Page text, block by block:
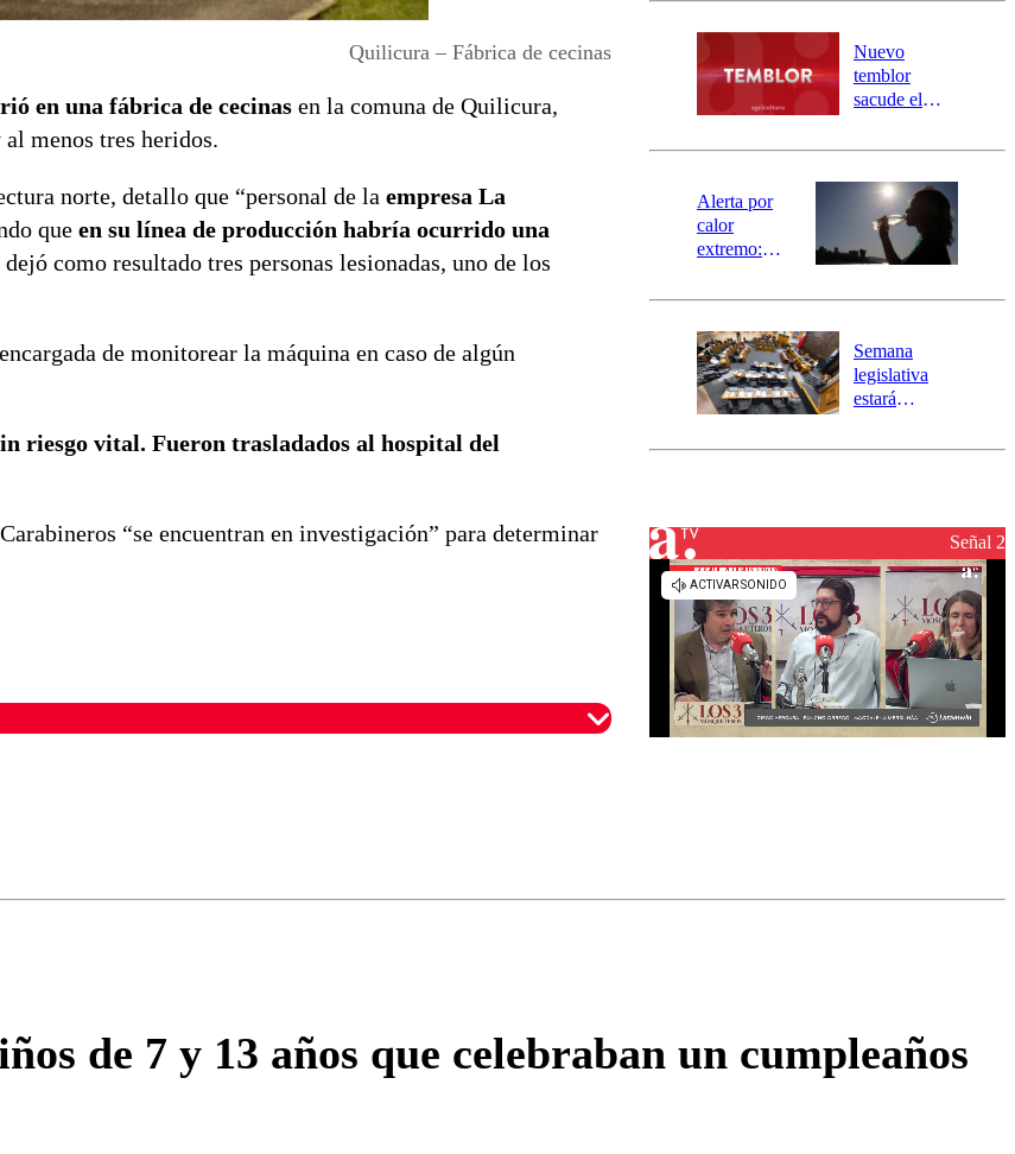
Quilicura – Fábrica de cecinas
en una fábrica de cecinas en la comuna de Quilicura,
al menos tres heridos.
norte, detallo que “personal de la empresa La
que en su línea de producción habría ocurrido una
dejó como resultado tres personas lesionadas, uno de los
de monitorear la máquina en caso de algún
riesgo vital. Fueron trasladados al hospital del
“se encuentran en investigación” para determinar
río Damas:
activa
mensajería
SAE
Nuevo
temblor
sacude el
revisa la
epicentro
Alerta por
calor
extremo:
activa Alerta
Preventiva en
tres comunas
Semana
legislativa
estará
el fin de la
reconstrucciónSeñal 2
de 7 y 13 años que celebraban un cumpleaños